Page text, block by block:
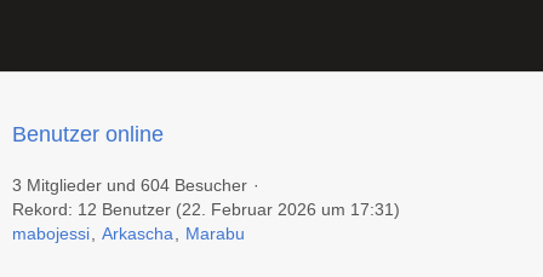
Benutzer online
3 Mitglieder und 604 Besucher
Rekord: 12 Benutzer (22. Februar 2026 um 17:31)
mabojessi
Arkascha Marabu